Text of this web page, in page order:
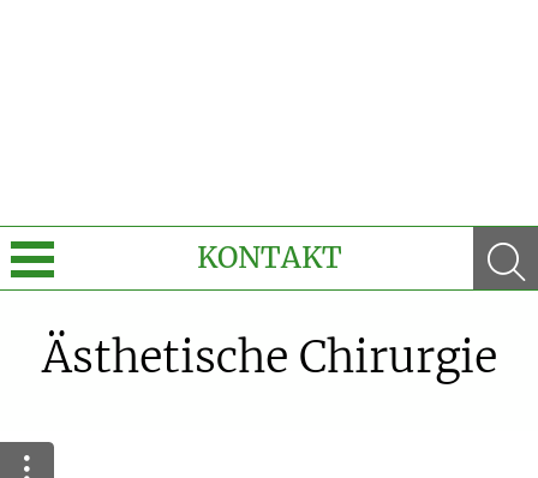
KONTAKT
Sprache wechseln
e-Rezept kommt: Und wir sind dabei!
Unsere aktuellen Top-Angebote
Ästhetische Chirurgie